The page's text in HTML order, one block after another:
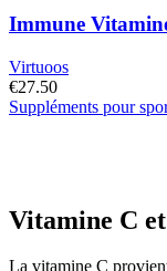
Immune
Virtuoos
€27.50
Suppléments pour
Vitamine C
La vitamine C